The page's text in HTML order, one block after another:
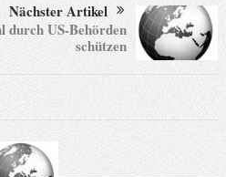
Nächster Artikel
durch US-Behörden
schützen